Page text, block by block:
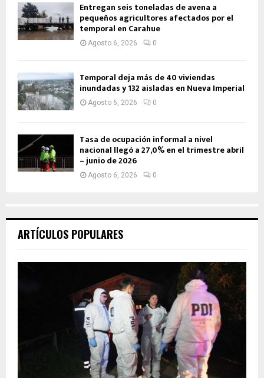
Entregan seis toneladas de avena a
pequeños agricultores afectados por el
temporal en Carahue
Agosto 6, 2026 0
Temporal deja más de 40 viviendas
inundadas y 132 aisladas en Nueva Imperial
Agosto 6, 2026 0
Tasa de ocupación informal a nivel
nacional llegó a 27,0% en el trimestre abril
– junio de 2026
Agosto 6, 2026 0
ARTÍCULOS POPULARES